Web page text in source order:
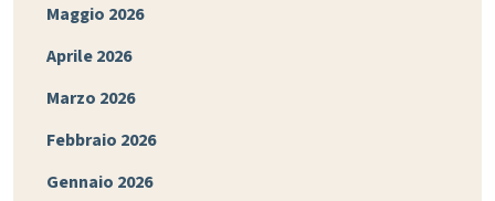
Maggio 2026
Aprile 2026
Marzo 2026
Febbraio 2026
Gennaio 2026